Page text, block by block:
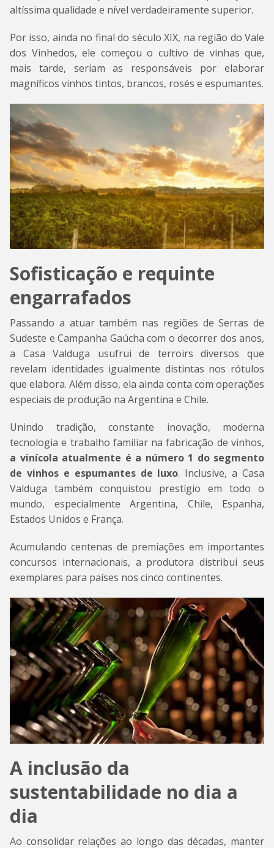
altíssima qualidade e nível verdadeiramente superior.
Por isso, ainda no final do século XIX, na região do Vale
dos Vinhedos, ele começou o cultivo de vinhas que,
mais tarde, seriam as responsáveis por elaborar
magníficos vinhos tintos, brancos, rosés e espumantes.
Sofisticação e requinte
engarrafados
Passando a atuar também nas regiões de Serras de
Sudeste e Campanha Gaúcha com o decorrer dos anos,
a Casa Valduga usufrui de terroirs diversos que
revelam identidades igualmente distintas nos rótulos
que elabora. Além disso, ela ainda conta com operações
especiais de produção na Argentina e Chile.
Unindo tradição, constante inovação, moderna
tecnologia e trabalho familiar na fabricação de vinhos,
a vinícola atualmente é a número 1 do segmento
de vinhos e espumantes de luxo. Inclusive, a Casa
Valduga também conquistou prestígio em todo o
mundo, especialmente Argentina, Chile, Espanha,
Estados Unidos e França.
Acumulando centenas de premiações em importantes
concursos internacionais, a produtora distribui seus
exemplares para países nos cinco continentes.
A inclusão da
sustentabilidade no dia a
dia
Ao consolidar relações ao longo das décadas, manter